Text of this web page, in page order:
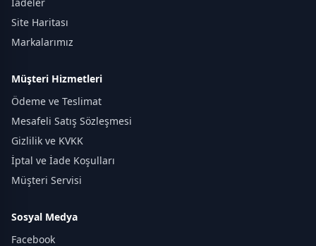
Site Haritası
Markalarımız
Müşteri Hizmetleri
Ödeme ve Teslimat
Mesafeli Satış Sözleşmesi
Gizlilik ve KVKK
İptal ve İade Koşulları
Müşteri Servisi
Sosyal Medya
Facebook